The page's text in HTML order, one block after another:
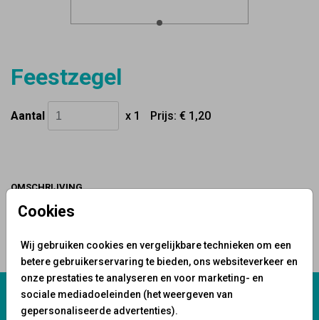
Cookies
Wij gebruiken cookies en vergelijkbare technieken om een
betere gebruikerservaring te bieden, ons websiteverkeer en
onze prestaties te analyseren en voor marketing- en
sociale mediadoeleinden (het weergeven van
gepersonaliseerde advertenties).
Feestzegel
Aantal x 1 Prijs: € 1,20
OMSCHRIJVING
Port betaald zegel die verkrijgbaar is bij directe
Prijs:€ 1,20 per 1
Wij staan voor je klaar!